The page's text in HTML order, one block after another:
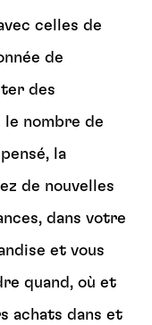
celles de
de
des
nombre de
la
de nouvelles
dans votre
et vous
quand, où et
achats dans et